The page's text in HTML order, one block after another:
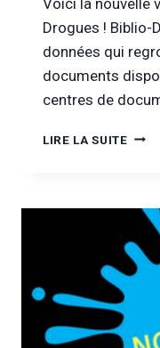
Drogues ! Biblio-
données qui
documents
centres de
LIRE LA SUITE